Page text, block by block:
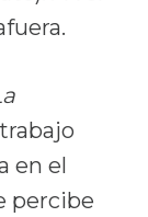
en el
percibe